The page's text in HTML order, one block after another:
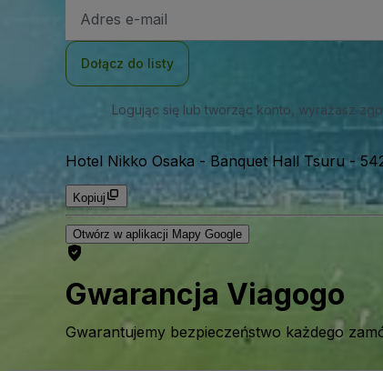
e-
Dołącz do listy
Logując się lub tworząc konto, wyrażasz
Hotel Nikko Osaka - Banquet Hall Tsuru-
Kopiuj
Otwórz w aplikacji Mapy Google
Gwarancja Viagogo
Gwarantujemy bezpieczeństwo każdego